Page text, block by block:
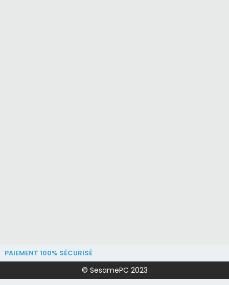
PAIEMENT 100% SÉCURISÉ
© SesamePC 2023